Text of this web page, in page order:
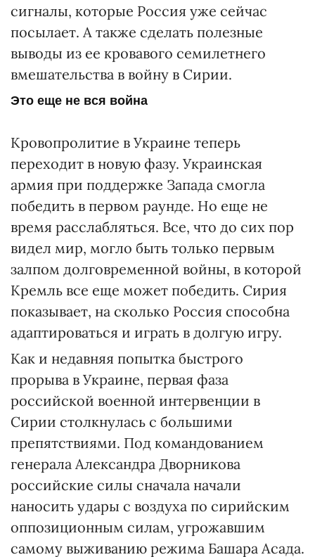
сигналы, которые Россия уже сейчас
посылает. А также сделать полезные
выводы из ее кровавого семилетнего
вмешательства в войну в Сирии.
Это еще не вся война
Кровопролитие в Украине теперь
переходит в новую фазу. Украинская
армия при поддержке Запада смогла
победить в первом раунде. Но еще не
время расслабляться. Все, что до сих пор
видел мир, могло быть только первым
залпом долговременной войны, в которой
Кремль все еще может победить. Сирия
показывает, на сколько Россия способна
адаптироваться и играть в долгую игру.
Как и недавняя попытка быстрого
прорыва в Украине, первая фаза
российской военной интервенции в
Сирии столкнулась с большими
препятствиями. Под командованием
генерала Александра Дворникова
российские силы сначала начали
наносить удары с воздуха по сирийским
оппозиционным силам, угрожавшим
самому выживанию режима Башара Асада.